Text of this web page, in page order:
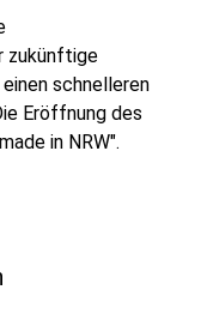
zukünftige
schnelleren
Eröffnung des
in NRW".